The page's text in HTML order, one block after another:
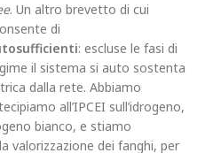
. Un altro brevetto di cui
di
: escluse le fasi di
il sistema si auto sostenta
dalla rete. Abbiamo
all’IPCEI sull’idrogeno,
bianco, e stiamo
valorizzazione dei fanghi, per